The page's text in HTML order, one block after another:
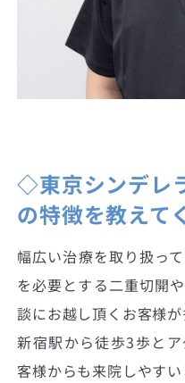
◇東京シンデレ
の特徴を教えて
幅広い治療を取り扱っ
を必要とする二重切開
談にお越し頂くお客様が
新宿駅から徒歩3歩と
客様からも来院しやすい